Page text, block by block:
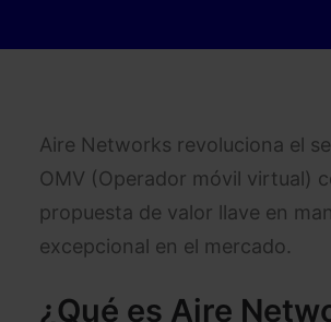
Aire Networks revoluciona el
OMV (Operador móvil virtual)
propuesta de valor llave en
excepcional en el mercado.
¿Qué es Aire